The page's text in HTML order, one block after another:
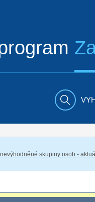
skupiny osob -